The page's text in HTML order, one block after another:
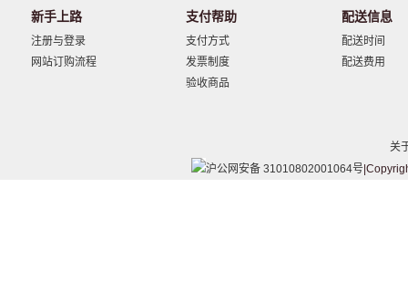
新手上路
注册与登录
网站订购流程
支付帮助
支付方式
发票制度
验收商品
配送信息
配送时间
配送费用
关
沪公网安备 31010802001064号